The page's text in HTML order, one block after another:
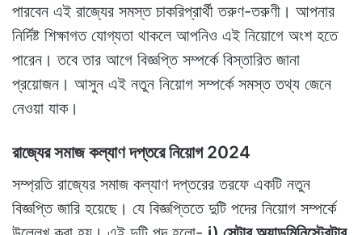
পারবেন এই রাজ্যের সমস্ত চাকরিপ্রার্থী তরুণ-তরুণী। আপনার
নির্দিষ্ট শিক্ষাগত যোগ্যতা থাকলে আপনিও এই নিয়োগে অংশ হতে
পারেন। তবে তার আগে বিজ্ঞপ্তি সম্পর্কে বিস্তারিত জানা
প্রয়োজন। আসুন এই নতুন নিয়োগ সম্পর্কে সমস্ত তথ্য জেনে
নেওয়া যাক।
রাজ্যের সমাজ কল্যাণ দপ্তরে নিয়োগ 2024
সম্প্রতি রাজ্যের সমাজ কল্যাণ দপ্তরের তরফে একটি নতুন
বিজ্ঞপ্তি জারি হয়েছে। যে বিজ্ঞপ্তিতে দুটি পদের নিয়োগ সম্পর্কে